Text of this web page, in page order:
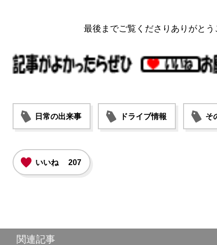
最後までご覧くださりありがと
日常の出来事 ドライブ情報 そ
いいね 207
関連記事